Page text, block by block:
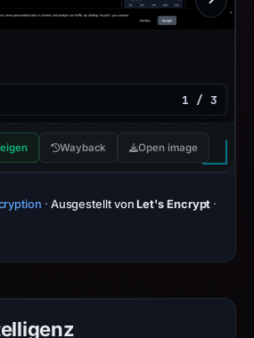
1 / 3
Wayback Open image
· Ausgestellt vonLet's Encrypt ·